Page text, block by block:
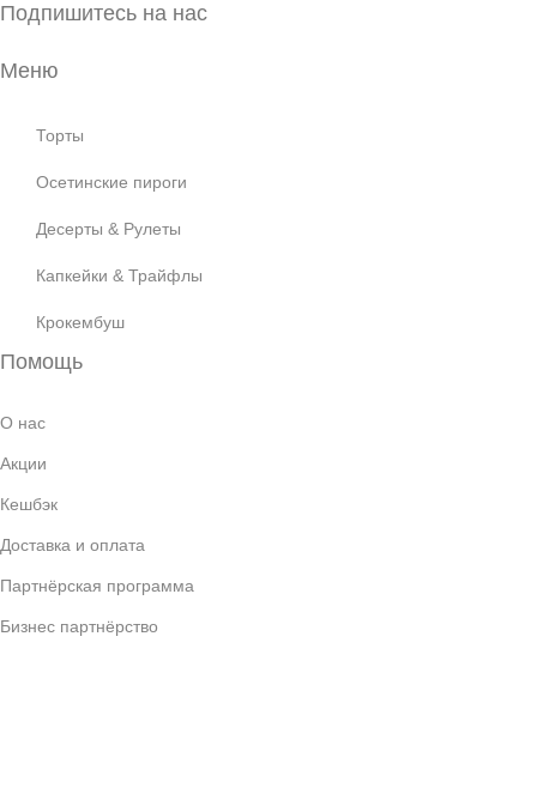
Подпишитесь на нас
Меню
Торты
Осетинские пироги
Десерты & Рулеты
Капкейки & Трайфлы
Крокембуш
Помощь
О нас
Акции
Кешбэк
Доставка и оплата
Партнёрская программа
Бизнес партнёрство